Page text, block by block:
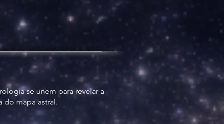
se unem para revelar a
do mapa astral.